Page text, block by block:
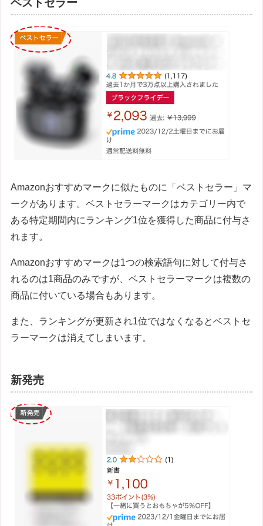
ベストセラー
Amazonおすすめマークに似たものに「ベストセラー」マ
ークがあります。ベストセラーマークはカテゴリー内で
ある特定期間内にランキング1位を獲得した商品に付与さ
れます。
Amazonおすすめマークは1つの検索語句に対して付与さ
れるのは1商品のみですが、ベストセラーマークは複数の
商品に付いている場合もあります。
また、ランキングが更新され1位ではなくなるとベストセ
ラーマークは消えてしまいます。
新発売